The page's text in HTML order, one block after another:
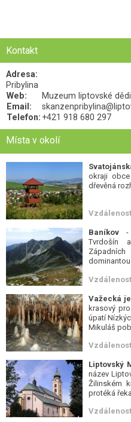
Kontakt
Adresa:
Pribylina
Web:
Muzeum liptovské
Email:
Telefon: +421 918 680 297
Místa v okolí
okraji
dřevěná
Baníkov -
Tvrdošín
Važecká
krasový
úpatí
Mikuláš
Liptovský
název
Žilinském
protéká